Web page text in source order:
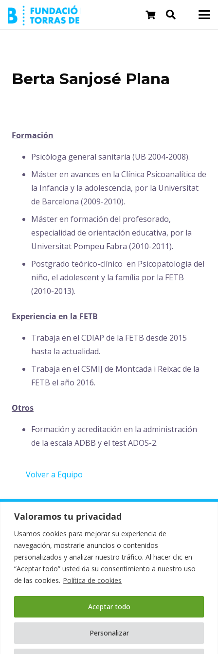
Valoramos tu privacidad
Usamos cookies para mejorar su experiencia de
navegación, mostrarle anuncios o contenidos
personalizados y analizar nuestro tráfico. Al hacer clic en
“Aceptar todo” usted da su consentimiento a nuestro uso
de las cookies. Política de cookies
Personalizar
Aceptar todo
Berta Sanjosé Plana
Formación
Psicóloga general sanitaria (UB 2004-2008).
Máster en avances en la Clínica Psicoanalítica de
la Infancia y la adolescencia, por la Universitat
de Barcelona (2009-2010).
Máster en formación del profesorado,
especialidad de orientación educativa, por la
Universitat Pompeu Fabra (2010-2011).
Postgrado teòrico-clínico en Psicopatologia del
niño, el adolescent y la família por la FETB
(2010-2013).
Experiencia en la FETB
Trabaja en el CDIAP de la FETB desde 2015
hasta la actualidad.
Trabaja en el CSMIJ de Montcada i Reixac de la
FETB el año 2016.
Otros
Formación y acreditación en la administración
de la escala ADBB y el test ADOS-2.
Volver a Equipo
Design by:Mustachecreative.com
Términos y condiciones
Aviso Legal